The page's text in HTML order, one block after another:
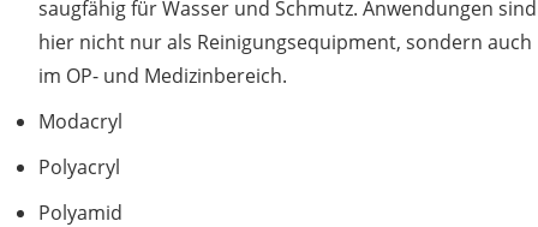
saugfähig für Wasser und Schmutz. Anwendungen sind
hier nicht nur als Reinigungsequipment, sondern auch
im OP- und Medizinbereich.
Modacryl
Polyacryl
Polyamid